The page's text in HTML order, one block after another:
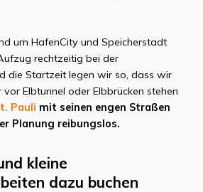
um HafenCity und Speicherstadt
rechtzeitig bei der
die Startzeit legen wir so, dass wir
vor Elbtunnel oder Elbbrücken stehen
Pauli mit seinen engen Straßen
Planung reibungslos.
kleine
dazu buchen